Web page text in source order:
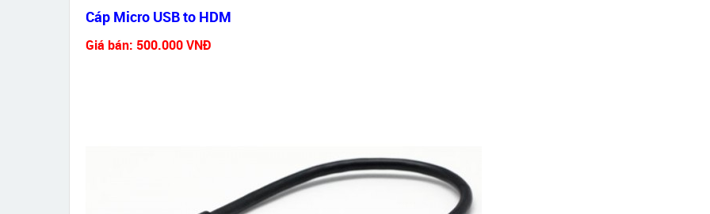
Cáp Micro USB to HDM
Giá bán: 500.000 VNĐ